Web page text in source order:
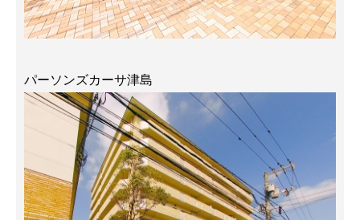
パーソンズカーサ津島